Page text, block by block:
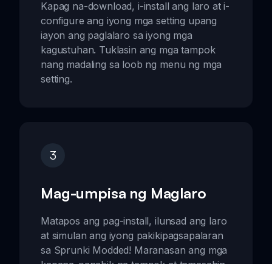
Kapag na-download, i-install ang laro at i-
configure ang iyong mga setting upang
iayon ang paglalaro sa iyong mga
kagustuhan. Tuklasin ang mga tampok
nang madaling sa loob ng menu ng mga
setting.
3
Mag-umpisa ng Maglaro
Matapos ang pag-install, ilunsad ang laro
at simulan ang iyong pakikipagsapalaran
sa Sprunki Modded! Maranasan ang mga